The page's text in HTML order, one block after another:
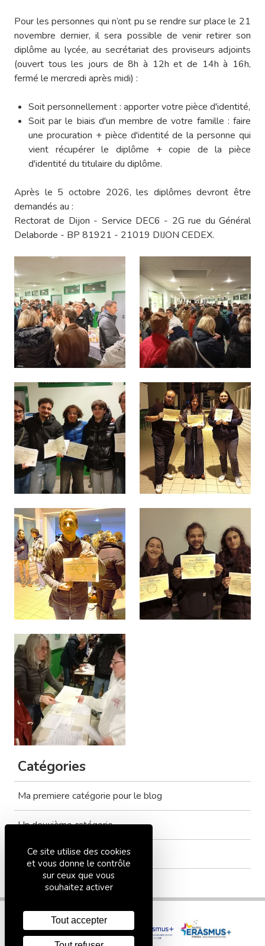
Pour les personnes qui n’ont pu se rendre sur place le 21
novembre dernier, il sera possible de venir retirer son
diplôme au lycée, au secrétariat des proviseurs adjoints
(ouvert tous les jours de 8h à 12h et de 14h à 16h,
fermé le mercredi après midi) :
Soit personnellement : apporter votre pièce d'identité,
Soit par le biais d'un membre de votre famille : faire
une procuration + pièce d'identité de la personne qui
vient récupérer le diplôme + copie de la pièce
d'identité du titulaire du diplôme.
Après le 5 octobre 2026, les diplômes devront être
demandés au :
Rectorat de Dijon - Service DEC6 - 2G rue du Général
Delaborde - BP 81921 - 21019 DIJON CEDEX.
Catégories
Ma premiere catégorie pour le blog
Un deuxième catégorie
Tout voir
Ce site utilise des cookies
et vous donne le contrôle
sur ceux que vous
souhaitez activer
Tout accepter